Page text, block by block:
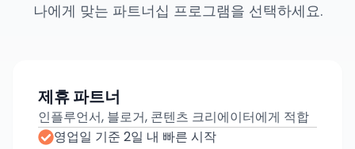
나에게 맞는 파트너십 프로그램을 선택하세요.
제휴 파트너
인플루언서, 블로거, 콘텐츠 크리에이터에게 적합
영업일 기준 2일 내 빠른 시작